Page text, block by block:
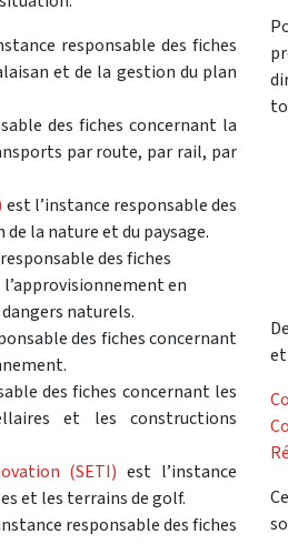
responsable des fiches
et de la gestion du plan
des fiches concernant la
par route, par rail, par
est l’instance responsable des
la nature et du paysage.
des fiches
en
naturels.
des fiches concernant
des fiches concernant les
et les constructions
(SETI) est l’instance
et les terrains de golf.
responsable des fiches